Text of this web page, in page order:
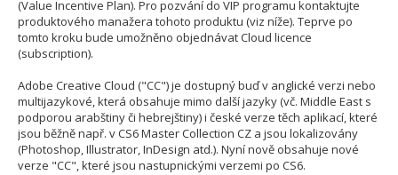
(Value Incentive Plan). Pro pozvání do VIP programu kontaktujte
produktového manažera tohoto produktu (viz níže). Teprve po
tomto kroku bude umožněno objednávat Cloud licence
(subscription).
Adobe Creative Cloud ("CC") je dostupný buď v anglické verzi nebo
multijazykové, která obsahuje mimo další jazyky (vč. Middle East s
podporou arabštiny či hebrejštiny) i české verze těch aplikací, které
jsou běžně např. v CS6 Master Collection CZ a jsou lokalizovány
(Photoshop, Illustrator, InDesign atd.). Nyní nově obsahuje nové
verze "CC", které jsou nastupnickými verzemi po CS6.